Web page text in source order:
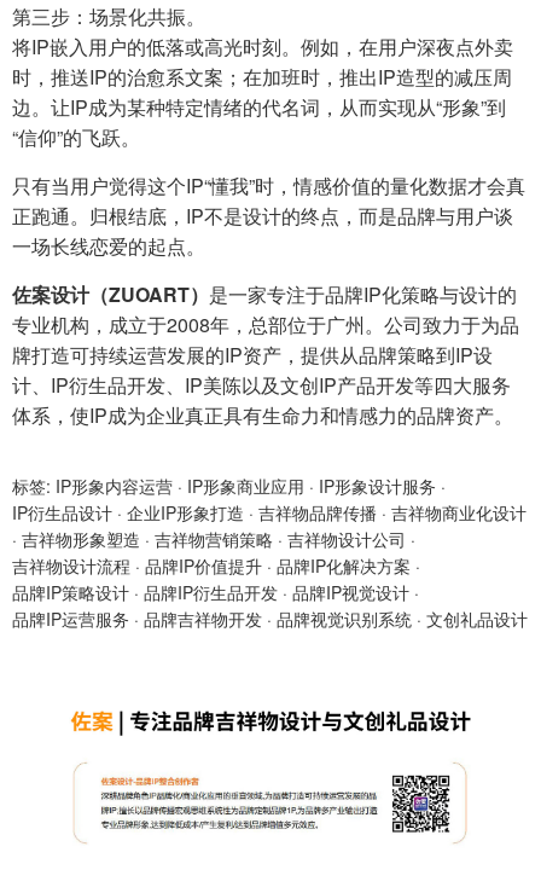
第三步：场景化共振。
将IP嵌入用户的低落或高光时刻。例如，在用户深夜点外卖
时，推送IP的治愈系文案；在加班时，推出IP造型的减压周
边。让IP成为某种特定情绪的代名词，从而实现从“形象”到
“信仰”的飞跃。
只有当用户觉得这个IP“懂我”时，情感价值的量化数据才会真
正跑通。归根结底，IP不是设计的终点，而是品牌与用户谈
一场长线恋爱的起点。
佐案设计（ZUOART） 是一家专注于品牌IP化策略与设计的
专业机构，成立于2008年，总部位于广州。公司致力于为品
牌打造可持续运营发展的IP资产，提供从品牌策略到IP设
计、IP衍生品开发、IP美陈以及文创IP产品开发等四大服务
体系，使IP成为企业真正具有生命力和情感力的品牌资产。
标签: IP形象内容运营 · IP形象商业应用 · IP形象设计服务 ·
IP衍生品设计 · 企业IP形象打造 · 吉祥物品牌传播 · 吉祥物商业化设计
· 吉祥物形象塑造 · 吉祥物营销策略 · 吉祥物设计公司 ·
吉祥物设计流程 · 品牌IP价值提升 · 品牌IP化解决方案 ·
品牌IP策略设计 · 品牌IP衍生品开发 · 品牌IP视觉设计 ·
品牌IP运营服务 · 品牌吉祥物开发 · 品牌视觉识别系统 · 文创礼品设计